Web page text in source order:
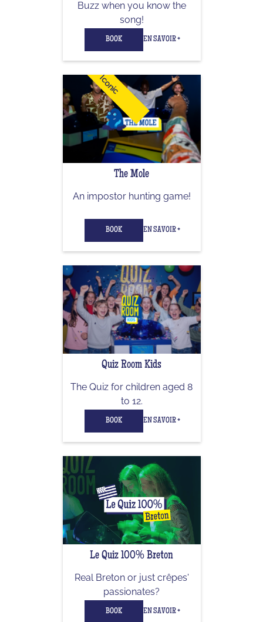
Buzz when you know the
song!
BOOK EN SAVOIR +
Iconic
The Mole
An impostor hunting game!
BOOK EN SAVOIR +
Quiz Room Kids
The Quiz for children aged 8
to 12.
BOOK EN SAVOIR +
Le Quiz 100% Breton
Real Breton or just crêpes'
passionates?
BOOK EN SAVOIR +